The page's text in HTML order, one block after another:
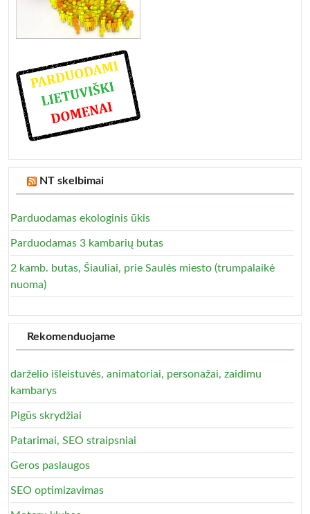
NT skelbimai
Parduodamas ekologinis ūkis
Parduodamas 3 kambarių butas
2 kamb. butas, Šiauliai, prie Saulės miesto (trumpalaikė
nuoma)
Rekomenduojame
darželio išleistuvės, animatoriai, personažai, zaidimu
kambarys
Pigūs skrydžiai
Patarimai, SEO straipsniai
Geros paslaugos
SEO optimizavimas